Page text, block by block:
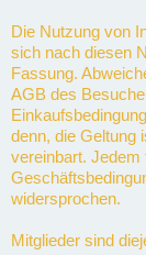
Die Nutzung von
sich nach diesen
Fassung.
AGB des
denn, die Geltung
vereinbart.
widersprochen.
Mitglieder sind